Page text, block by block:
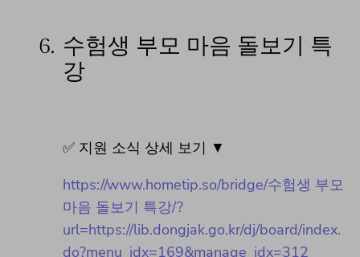
6. 수험생 부모 마음 돌보기 특
강
✅ 지원 소식 상세 보기 ▼
https://www.hometip.so/bridge/수험생 부모
마음 돌보기 특강/?
url=https://lib.dongjak.go.kr/dj/board/index.
do?menu_idx=169&manage_idx=312